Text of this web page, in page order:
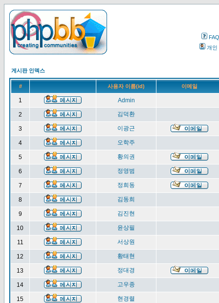
FAQ
개인
게시판 인덱스
# 사용자 이름(id) 이메일
1 Admin
2 김덕환
3 이광근
4 오학주
5 황의권
6 정영범
7 정희동
8 김동희
9 김진현
10 윤상필
11 서상원
12 황태현
13 정대경
14 고우종
15 현경렬